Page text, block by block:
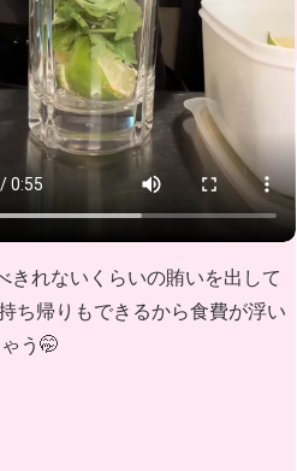
きれないくらいの賄いを出して
ち帰りもできるから食費が浮い
う🤭